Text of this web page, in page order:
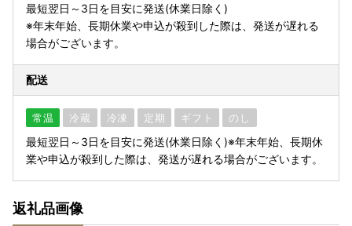
最短翌日～3日を目安に発送(休業日除く)
※年末年始、長期休業や申込が殺到した際は、発送が遅れる
場合がございます。
配送
常温 冷蔵 冷凍 定期 ギフト のし
最短翌日～3日を目安に発送(休業日除く)※年末年始、長期休
業や申込が殺到した際は、発送が遅れる場合がございます。
返礼品画像